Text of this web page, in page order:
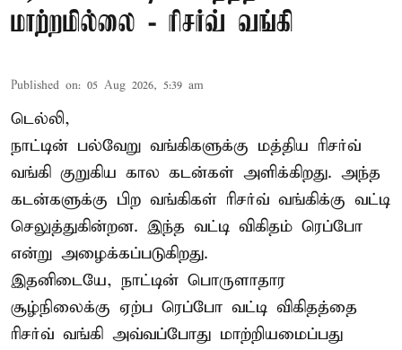
மாற்றமில்லை - ரிசர்வ் வங்கி
Published on: 05 Aug 2026, 5:39 am
டெல்லி,
நாட்டின் பல்வேறு வங்கிகளுக்கு மத்திய ரிசர்வ்
வங்கி குறுகிய கால கடன்கள் அளிக்கிறது. அந்த
கடன்களுக்கு பிற வங்கிகள் ரிசர்வ் வங்கிக்கு வட்டி
செலுத்துகின்றன. இந்த வட்டி விகிதம் ரெப்போ
என்று அழைக்கப்படுகிறது.
இதனிடையே, நாட்டின் பொருளாதார
சூழ்நிலைக்கு ஏற்ப ரெப்போ வட்டி விகிதத்தை
ரிசர்வ் வங்கி அவ்வப்போது மாற்றியமைப்பது